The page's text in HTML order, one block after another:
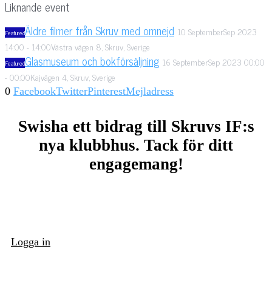
Liknande event
FeaturedÄldre filmer från Skruv med omnejd 10 SeptemberSep2023
14:00 - 14:00Västra vägen 8, Skruv, Sverige
FeaturedGlasmuseum och bokförsäljning 16 SeptemberSep2023 00:00
-00:00Kajvägen 4, Skruv, Sverige
0 FacebookTwitterPinterestMejladress
Swisha ett bidrag till Skruvs IF:s
nya klubbhus. Tack för ditt
engagemang!
Logga in